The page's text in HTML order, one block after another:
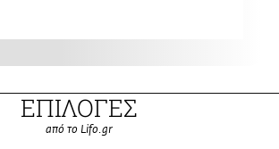
ΕΠΙΛΟΓΕΣ
από το Lifo.gr